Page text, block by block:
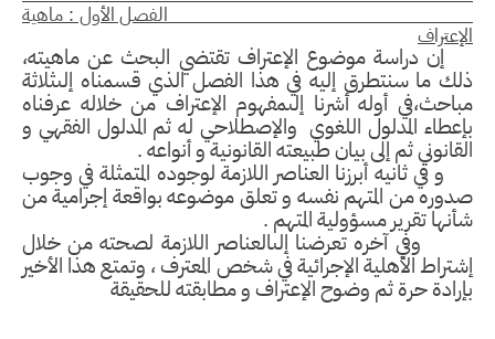
الأول : ماهية
إن دراسة موضوع الإعتراف تقتضي البحث عن ماهيته،
ما سنتطرق إليه في هذا الفصل الذي قسمناه إلىثلاثة
أوله أشرنا إلىمفهوم الإعتراف من خلاله عرفناه
المدلول اللغوي والإصطلاحي له ثم المدلول الفقهي و
ثم إلى بيان طبيعته القانونية و أنواعه .
و في ثانيه أبرزنا العناصر اللازمة لوجوده المتمثلة في وجوب
من المتهم نفسه و تعلق موضوعه بواقعة إجرامية من
تقرير مسؤولية المتهم .
آخره تعرضنا إلىالعناصر اللازمة لصحته من خلال
الأهلية الإجرائية في شخص المعترف ، وتمتع هذا الأخير
حرة ثم وضوح الإعتراف و مطابقته للحقيقة